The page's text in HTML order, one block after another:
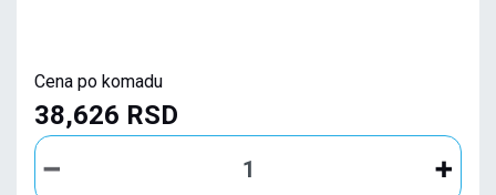
Cena po komadu
38,626 RSD